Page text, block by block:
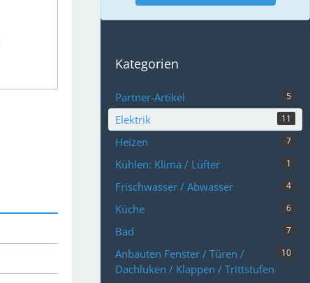
Kategorien
Partner-Artikel 5
Elektrik 11
Heizen 7
Kühlen: Klima / Lüfter 1
Frischwasser / Abwasser 4
Küche 6
Bad 7
Anbauten Fenster / Türen /
Dachluken / Klappen / Trittstufen
10